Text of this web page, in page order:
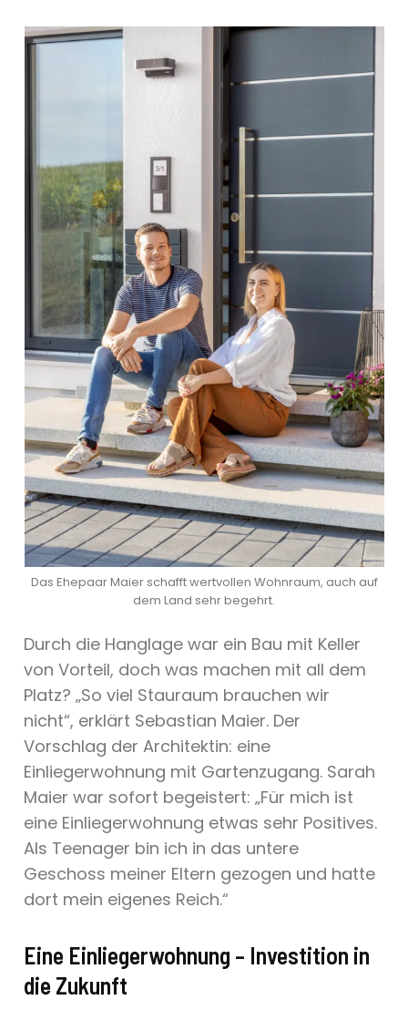
Das Ehepaar Maier schafft wertvollen Wohnraum, auch auf
dem Land sehr begehrt.
Durch die Hanglage war ein Bau mit Keller
von Vorteil, doch was machen mit all dem
Platz? „So viel Stauraum brauchen wir
nicht“, erklärt Sebastian Maier. Der
Vorschlag der Architektin: eine
Einliegerwohnung mit Gartenzugang. Sarah
Maier war sofort begeistert: „Für mich ist
eine Einliegerwohnung etwas sehr Positives.
Als Teenager bin ich in das untere
Geschoss meiner Eltern gezogen und hatte
dort mein eigenes Reich.“
Eine Einliegerwohnung – Investition in
die Zukunft